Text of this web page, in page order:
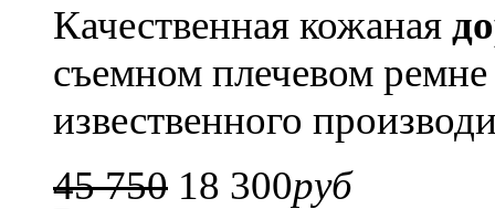
Качественная кожаная
съемном плечевом
извественного
45 750 18 300руб